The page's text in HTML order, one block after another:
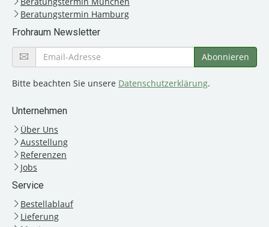
Beratungstermin Hamburg
Frohraum Newsletter
Bitte beachten Sie unsere Datenschutzerklärung.
Unternehmen
Über Uns
Ausstellung
Referenzen
Jobs
Service
Bestellablauf
Lieferung